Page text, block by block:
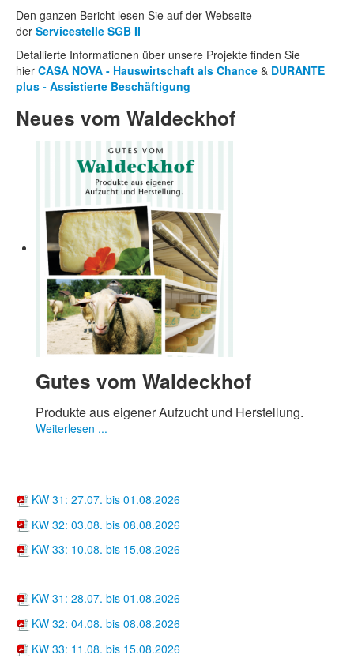
Den ganzen Bericht lesen Sie auf der Webseite
der Servicestelle SGB II
Detallierte Informationen über unsere Projekte finden Sie
hier CASA NOVA - Hauswirtschaft als Chance & DURANTE
plus - Assistierte Beschäftigung
Neues vom Waldeckhof
Gutes vom Waldeckhof
Produkte aus eigener Aufzucht und Herstellung.
Weiterlesen ...
KW 31: 27.07. bis 01.08.2026
KW 32: 03.08. bis 08.08.2026
KW 33: 10.08. bis 15.08.2026
KW 31: 28.07. bis 01.08.2026
KW 32: 04.08. bis 08.08.2026
KW 33: 11.08. bis 15.08.2026